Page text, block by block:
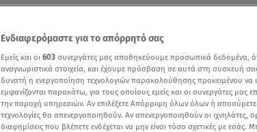
Ενδιαφερόμαστε για το απόρρητό σας
Εμείς και οι 603 συνεργάτες μας αποθηκεύουμε προσωπικά δεδομένα,
αναγνωριστικά στοιχεία, και έχουμε πρόσβαση σε αυτά στη συσκευή
δυνατή η ενεργοποίηση τεχνολογιών παρακολούθησης προκειμένου να
εμφανίζονται παρακάτω, για τους οποίους εμείς και οι συνεργάτες μας
την παροχή υπηρεσιών. Αν επιλέξετε Απόρριψη όλων όλων ή
τεχνολογίες θα απενεργοποιηθούν. Αν απενεργοποιηθούν οι ιχνηλάτες,
διαφημίσεις που βλέπετε ενδέχεται να μην είναι τόσο σχετικές με εσάς.